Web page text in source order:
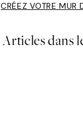
CRÉEZ VOTRE MUR
Articles dans